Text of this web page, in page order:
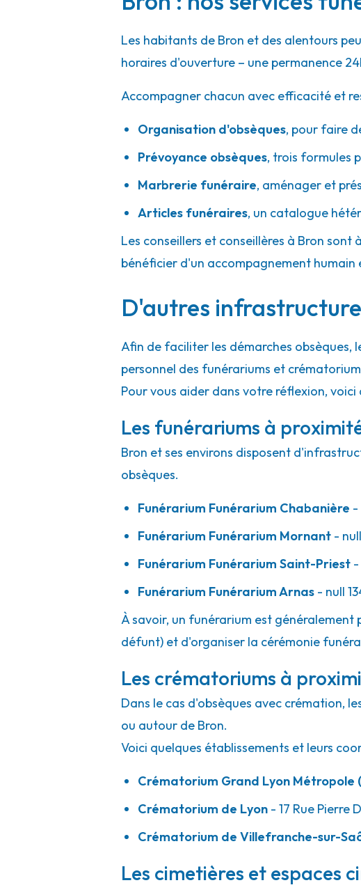
Rue Denis Crapon LE PLAN DES AIRS
A votre écoute 24h/24 7j/7
Pompes Funèbres Rapin - Mornant
Centre Funéraire Bouvet - Trévoux
508 Allée Des Filieristes-01600 Trévoux
Consulter l'agence 04 74 08 16 39
A votre écoute 24h/24 7j/7
Les habitants de Bron et des alentours
horaires d'ouverture – une permanence
Accompagner chacun avec efficacité et
Organisation d'obsèques, pour faire
Prévoyance obsèques, trois formules
Marbrerie funéraire, aménager et
Articles funéraires, un catalogue
Les conseillers et conseillères à Bron
bénéficier d'un accompagnement
D'autres
Afin de faciliter les démarches obsèques,
personnel des funérariums et
Pour vous aider dans votre réflexion,
Les funérariums à
Bron et ses environs disposent
obsèques.
Funérarium Funérarium Chabanière -
Funérarium Funérarium Mornant - null
Funérarium Funérarium Saint-Priest -
Funérarium Funérarium Arnas - null
À savoir, un funérarium est généralement
défunt) et d'organiser la cérémonie
Les crématoriums à
Dans le cas d'obsèques avec crémation,
ou autour de Bron.
Voici quelques établissements et leurs
Crématorium Grand Lyon Métropole
Crématorium de Lyon - 17 Rue Pierre
Crématorium de Villefranche-sur-
Les cimetières et espaces